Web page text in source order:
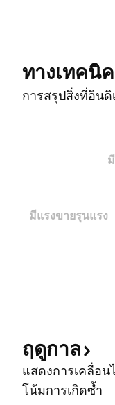
ทางเทคนิค
การสรุปสิ่งที่อินดิ
มีแรงขายรุนแรง
ฤดูกาล
แสดงการเคลื่อ
โน้มการเกิดซ้ำ